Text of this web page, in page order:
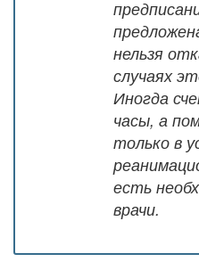
нельзя
случаях
Иногда
часы, а
только в
есть
врачи.